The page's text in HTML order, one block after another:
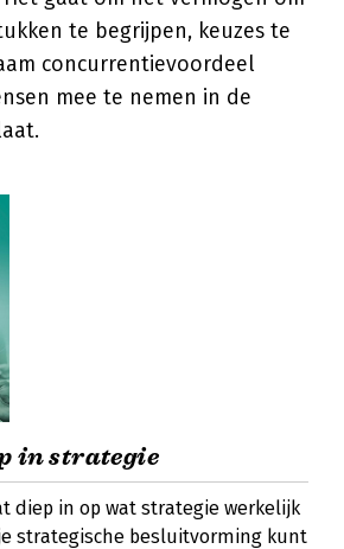
te begrijpen, keuzes te
concurrentievoordeel
mee te nemen in de
in strategie
diep in op wat strategie werkelijk
strategische besluitvorming kunt